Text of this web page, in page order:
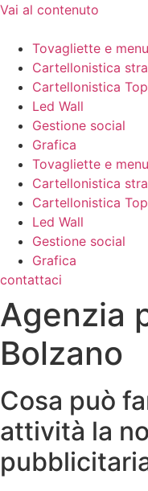
Vai al contenuto
Tovagliette e menu
Cartellonistica
Cartellonistica
Led Wall
Gestione social
Grafica
Tovagliette e menu
Cartellonistica
Cartellonistica
Led Wall
Gestione social
Grafica
contattaci
Agenzia
Bolzano
Cosa può
attività la